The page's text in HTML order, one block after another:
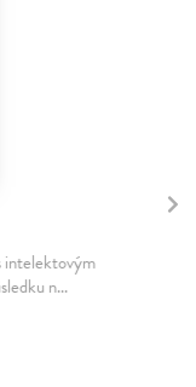
intelektovým
n...